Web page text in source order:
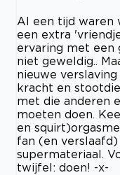
Al een tijd waren
een extra
ervaring met een
niet geweldig..
nieuwe
kracht en
met die anderen
moeten doen.
en
fan (en verslaafd)
supermateriaal.
twijfel: doen! -x-